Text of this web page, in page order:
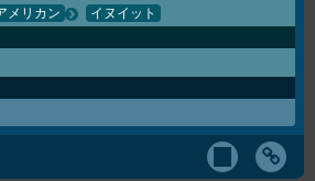
メリカン イヌイット